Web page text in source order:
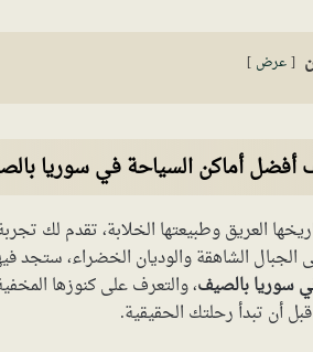
عرض
أفضل أماكن السياحة في سوريا
العريق وطبيعتها الخلابة، تقدم لك
الجبال الشاهقة والوديان الخضراء،
سوريا بالصيف، والتعرف على كنوزها
أن تبدأ رحلتك الحقيقية.